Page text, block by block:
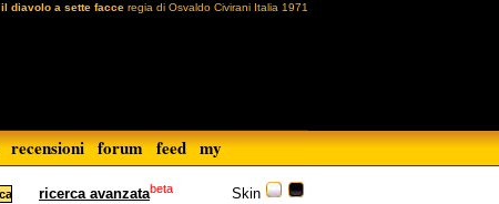
il diavolo a sette facce regia di Osvaldo Civirani Italia 1971
recensioni forum feed my
Skin
ricerca avanzatabeta